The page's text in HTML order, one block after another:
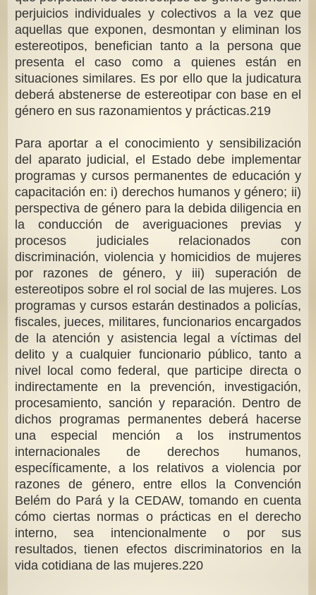
perjuicios individuales y colectivos a la vez que
aquellas que exponen, desmontan y eliminan los
estereotipos, benefician tanto a la persona que
presenta el caso como a quienes están en
situaciones similares. Es por ello que la judicatura
deberá abstenerse de estereotipar con base en el
género en sus razonamientos y prácticas.219
Para aportar a el conocimiento y sensibilización
del aparato judicial, el Estado debe implementar
programas y cursos permanentes de educación y
capacitación en: i) derechos humanos y género; ii)
perspectiva de género para la debida diligencia en
la conducción de averiguaciones previas y
procesos judiciales relacionados con
discriminación, violencia y homicidios de mujeres
por razones de género, y iii) superación de
estereotipos sobre el rol social de las mujeres. Los
programas y cursos estarán destinados a policías,
fiscales, jueces, militares, funcionarios encargados
de la atención y asistencia legal a víctimas del
delito y a cualquier funcionario público, tanto a
nivel local como federal, que participe directa o
indirectamente en la prevención, investigación,
procesamiento, sanción y reparación. Dentro de
dichos programas permanentes deberá hacerse
una especial mención a los instrumentos
internacionales de derechos humanos,
específicamente, a los relativos a violencia por
razones de género, entre ellos la Convención
Belém do Pará y la CEDAW, tomando en cuenta
cómo ciertas normas o prácticas en el derecho
interno, sea intencionalmente o por sus
resultados, tienen efectos discriminatorios en la
vida cotidiana de las mujeres.220